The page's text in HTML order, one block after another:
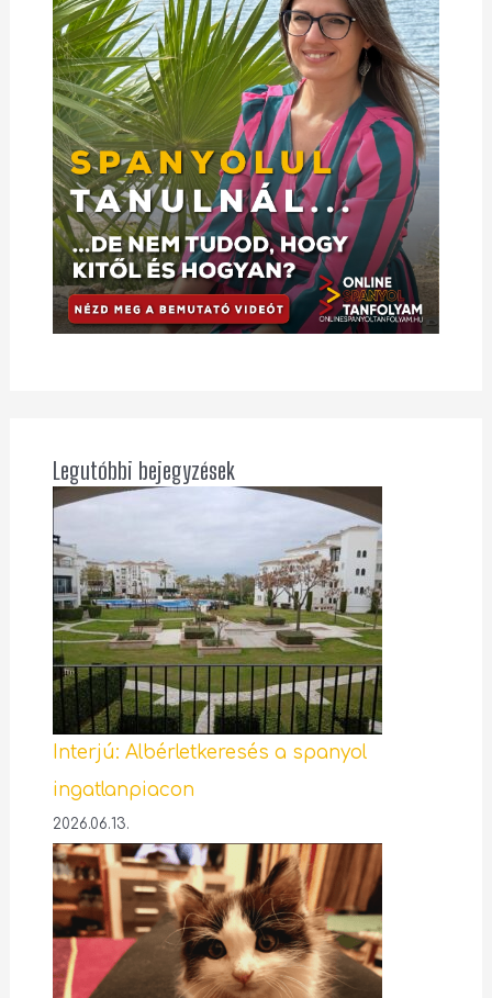
Legutóbbi bejegyzések
Interjú: Albérletkeresés a spanyol
ingatlanpiacon
2026.06.13.